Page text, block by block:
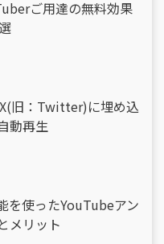
ご用達の無料効果
旧：Twitter)に埋め込
動再生
を使ったYouTubeアン
メリット